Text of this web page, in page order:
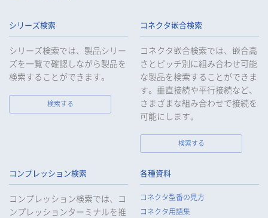
9. 当社は、個人情報の漏えい等の事故が発生した場合は、お客様
等の保護を最優先する考えのもと、被害を最小限にとどめるた
めに合理的な範囲で速やかに対応し、再発防止に向けた取り組
みを行います。
当社は、個人情報報保護のための管理体制および取り組みを継
続的に見直し、定期的に評価を実施し、その改善に努めてまい
ります。
個人情報の取得
当社は、当社サービスの提供にあたり、お客様等の氏名、住
所、電話番号、電子メールアドレス、勤務先情報（所属会社
シリーズ検索
シリーズ検索では、製品シリー
ズを一覧で確認しながら製品を
検索することができます。
検索する
コネクタ嵌合検索
コネクタ嵌合検索では、嵌合高
さとピッチ別に組み合わせ可能
な製品を検索することができま
す。垂直接続や平行接続など、
さまざまな組み合わせで接続を
可能にします。
検索する
コンプレッション検索
コンプレッション検索では、コ
ンプレッションターミナルを推
各種資料
コネクタ型番の見方
コネクタ用語集